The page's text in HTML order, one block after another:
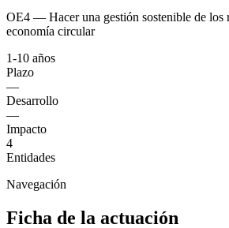
OE4 — Hacer una gestión sostenible de los
economía circular
1-10 años
Plazo
—
Desarrollo
—
Impacto
4
Entidades
Navegación
Ficha de la actuación